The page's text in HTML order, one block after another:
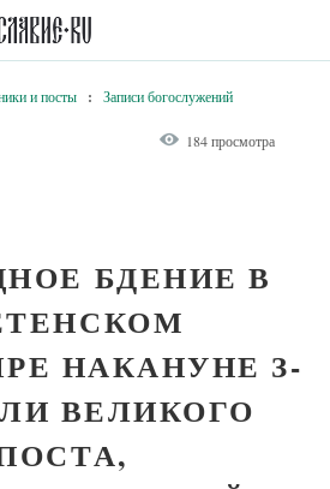
и посты : Записи богослужений
184 просмотра
БДЕНИЕ В
НАКАНУНЕ З-
ВЕЛИКОГО